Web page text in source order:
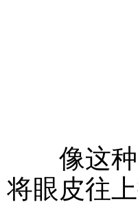
像这种
将眼皮往